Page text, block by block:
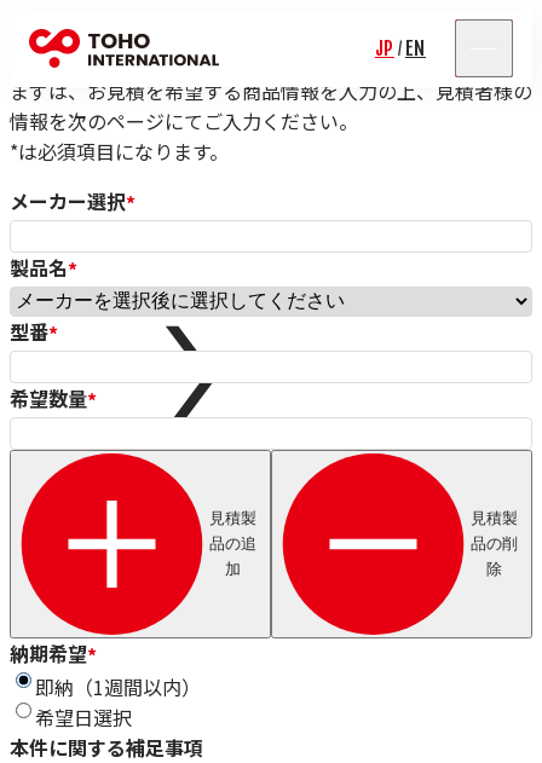
JP / EN
見積依頼フォーム
まずは、お見積を希望する商品情報を入力の上、見積者様の
情報を次のページにてご入力ください。
*は必須項目になります。
メーカー選択*
Rolf Schlicht
Niwar
Pressure Welding Machines（PWM）
エス.エー.ジャパン
Fort Wayne Wire Die
Proton Products
Paramount Die
Axjo
HUESTIS
Sjogren
泉ダイス
GECA-TAPES
製品名*
型番*
希望数量*
見積製
品の追
加
見積製
品の削
除
納期希望*
即納（1週間以内）
希望日選択
本件に関する補足事項